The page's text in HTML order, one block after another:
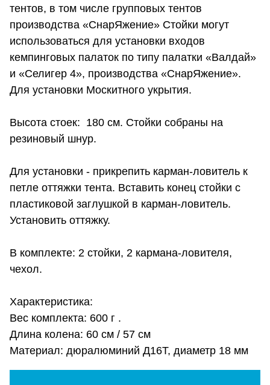
тентов, в том числе групповых тентов
производства «СнарЯжение» Стойки могут
использоваться для установки входов
кемпинговых палаток по типу палатки «Валдай»
и «Селигер 4», производства «СнарЯжение».
Для установки Москитного укрытия.
Высота стоек: 180 см. Стойки собраны на
резиновый шнур.
Для установки - прикрепить карман-ловитель к
петле оттяжки тента. Вставить конец стойки с
пластиковой заглушкой в карман-ловитель.
Установить оттяжку.
В комплекте: 2 стойки, 2 кармана-ловителя,
чехол.
Характеристика:
Вес комплекта: 600 г .
Длина колена: 60 см / 57 см
Материал: дюралюминий Д16Т, диаметр 18 мм